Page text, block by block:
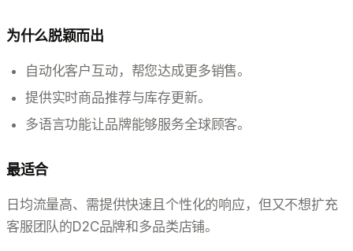
为什么脱颖而出
自动化客户互动，帮您达成更多销售。
提供实时商品推荐与库存更新。
多语言功能让品牌能够服务全球顾客。
最适合
日均流量高、需提供快速且个性化的响应，但又不想扩充
客服团队的D2C品牌和多品类店铺。